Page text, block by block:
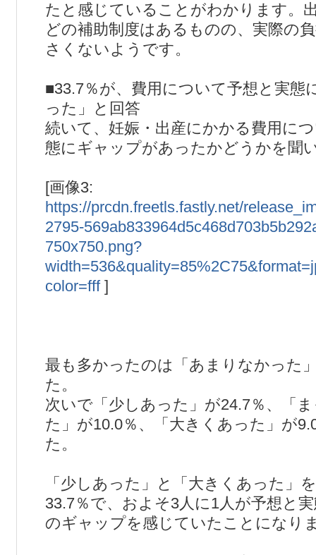
たと感じていることがわかります。
どの補助制度はあるものの、実際の
さくないようです。
■33.7％が、費用について予想と実態
った」と回答
続いて、妊娠・出産にかかる費用に
態にギャップがあったかどうかを聞
[画像3:
https://prcdn.freetls.fastly.net/
2795-
750x750.png?
color=fff]
最も多かったのは「あまりなかった
た。
次いで「少しあった」が24.7％、「
た」が10.0％、「大きくあった」が
た。
「少しあった」と「大きくあった」
33.7％で、およそ3人に1人が予想と
のギャップを感じていたことになり